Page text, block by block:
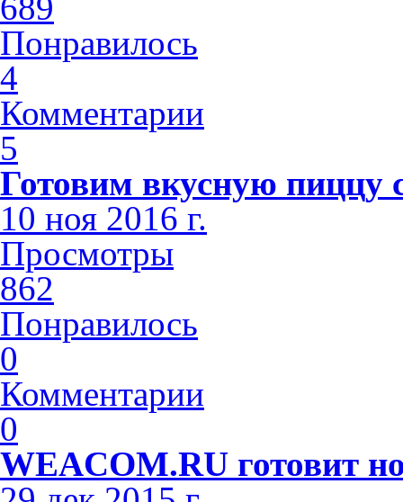
Понравилось
4
Комментарии
5
Готовим вкусную пиццу
10 ноя 2016 г.
Просмотры
862
Понравилось
0
Комментарии
0
WEACOM.RU готовит